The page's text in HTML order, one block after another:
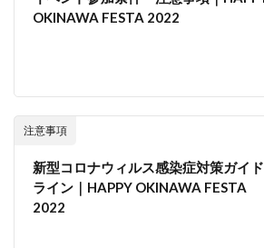
OKINAWA FESTA 2022
注意事項
新型コロナウィルス感染症対策ガイド
ライン｜HAPPY OKINAWA FESTA
2022